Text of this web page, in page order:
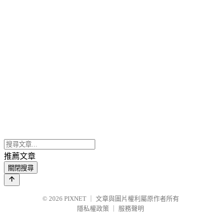
推薦文章
關閉搜尋
© 2026 PIXNET
文章與圖片權利屬原作者所有
隱私權政策
服務聲明